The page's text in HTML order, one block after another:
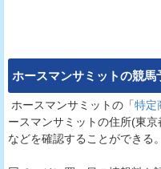
ホースマンサミットの競馬
ホースマンサミットの「特定
ースマンサミットの住所(東
などを確認することができる。